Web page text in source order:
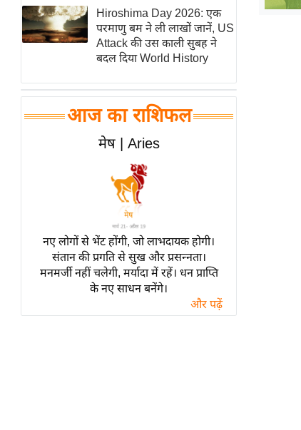
साहित्य जगत
ऑटो वर्ल्ड
न्यूज ब्रीफ
बॉलीवुड
हॉलीवुड
फिल्म समीक्षा
लाइफस्टाइल
टेक्नॉलॉजी
ब्यूटी/फैशन
घरेलू नुस्खे
पर्यटन स्थल
फिटनेस मंत्रा
Hiroshima Day 2026: एक
परमाणु बम ने ली लाखों जानें, US
Attack की उस काली सुबह ने
बदल दिया World History
आज का राशिफल
मेष | Aries
नए लोगों से भेंट होंगी, जो लाभदायक होगी।
संतान की प्रगति से सुख और प्रसन्नता।
मनमर्जी नहीं चलेगी, मर्यादा में रहें। धन प्राप्ति
के नए साधन बनेंगे।
और पढ़ें